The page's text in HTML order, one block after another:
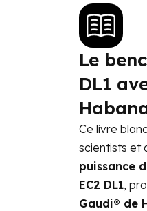
Le
DL1
Ce livre
scientists et
puissance
EC2 DL1,
Gaudi® de